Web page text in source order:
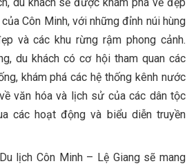
Côn Minh, với những đỉnh núi hùng
và các khu rừng rậm phong cảnh.
du khách có cơ hội tham quan các
khám phá các hệ thống kênh nước
văn hóa và lịch sử của các dân tộc
các hoạt động và biểu diễn truyền
lịch Côn Minh – Lệ Giang sẽ mang